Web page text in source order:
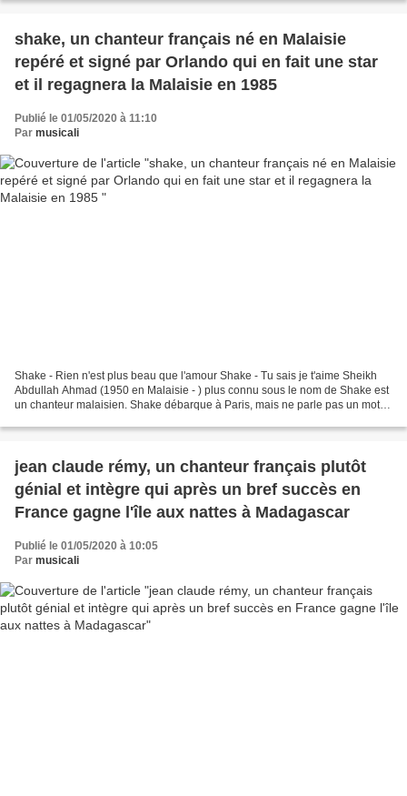
shake, un chanteur français né en Malaisie
repéré et signé par Orlando qui en fait une star
et il regagnera la Malaisie en 1985
Publié le 01/05/2020 à 11:10
Par musicali
Shake - Rien n'est plus beau que l'amour Shake - Tu sais je t'aime Sheikh
Abdullah Ahmad (1950 en Malaisie - ) plus connu sous le nom de Shake est
un chanteur malaisien. Shake débarque à Paris, mais ne parle pas un mot
jean claude rémy, un chanteur français plutôt
génial et intègre qui après un bref succès en
France gagne l'île aux nattes à Madagascar
Publié le 01/05/2020 à 10:05
Par musicali